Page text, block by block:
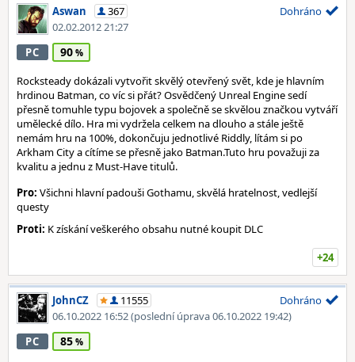
Aswan
367
02.02.2012 21:27
Dohráno
PC 90
Rocksteady dokázali vytvořit skvělý otevřený svět, kde je hlavním
hrdinou Batman, co víc si přát? Osvědčený Unreal Engine sedí
přesně tomuhle typu bojovek a společně se skvělou značkou vytváří
umělecké dílo. Hra mi vydržela celkem na dlouho a stále ještě
nemám hru na 100%, dokončuju jednotlivé Riddly, lítám si po
Arkham City a cítíme se přesně jako Batman.Tuto hru považuji za
kvalitu a jednu z Must-Have titulů.
Pro: Všichni hlavní padouši Gothamu, skvělá hratelnost, vedlejší
questy
Proti: K získání veškerého obsahu nutné koupit DLC
+24
JohnCZ
11555
06.10.2022 16:52(poslední úprava 06.10.2022 19:42)
Dohráno
PC 85